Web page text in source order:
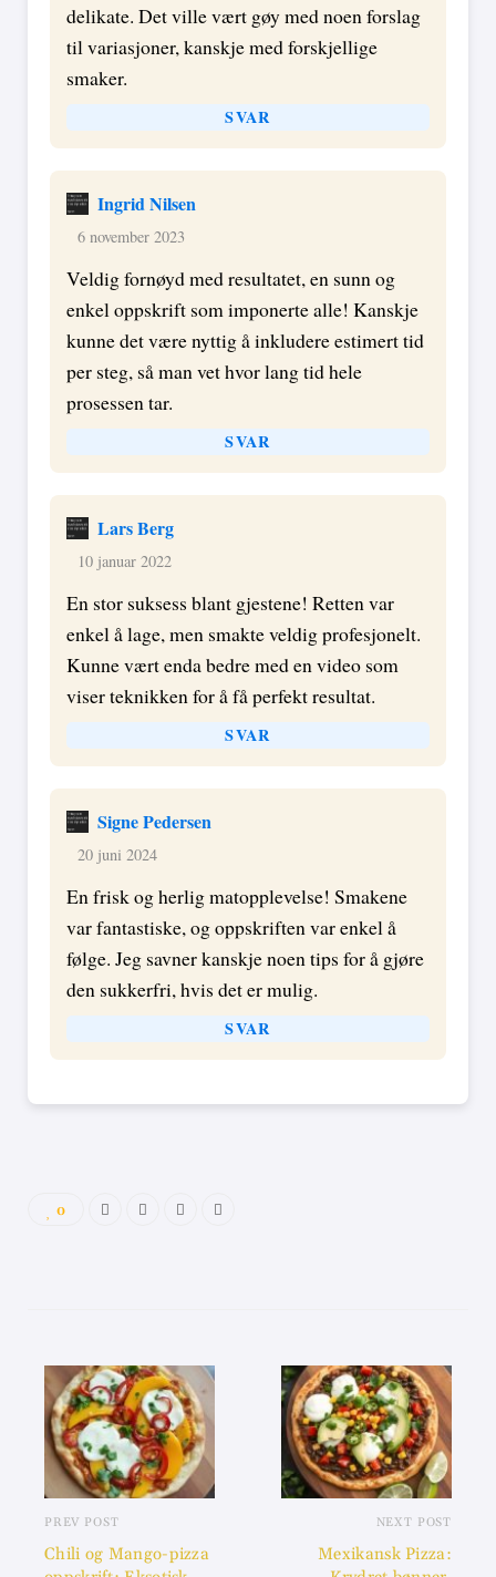
delikate. Det ville vært gøy med noen forslag
til variasjoner, kanskje med forskjellige
smaker.
SVAR
Ingrid Nilsen
6 november 2023
Veldig fornøyd med resultatet, en sunn og
enkel oppskrift som imponerte alle! Kanskje
kunne det være nyttig å inkludere estimert tid
per steg, så man vet hvor lang tid hele
prosessen tar.
SVAR
Lars Berg
10 januar 2022
En stor suksess blant gjestene! Retten var
enkel å lage, men smakte veldig profesjonelt.
Kunne vært enda bedre med en video som
viser teknikken for å få perfekt resultat.
SVAR
Signe Pedersen
20 juni 2024
En frisk og herlig matopplevelse! Smakene
var fantastiske, og oppskriften var enkel å
følge. Jeg savner kanskje noen tips for å gjøre
den sukkerfri, hvis det er mulig.
SVAR
0
PREV POST
Chili og Mango-pizza
NEXT POST
Mexikansk Pizza: